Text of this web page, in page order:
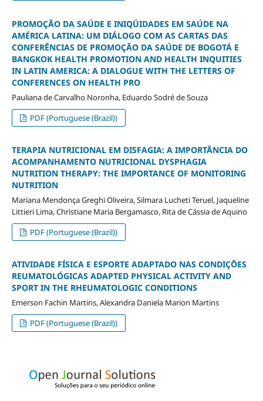
PROMOÇÃO DA SAÚDE E INIQÜIDADES EM SAÚDE NA
AMÉRICA LATINA: UM DIÁLOGO COM AS CARTAS DAS
CONFERÊNCIAS DE PROMOÇÃO DA SAÚDE DE BOGOTÁ E
BANGKOK HEALTH PROMOTION AND HEALTH INQUITIES
IN LATIN AMERICA: A DIALOGUE WITH THE LETTERS OF
CONFERENCES ON HEALTH PRO
Pauliana de Carvalho Noronha, Eduardo Sodré de Souza
PDF (Portuguese (Brazil))
TERAPIA NUTRICIONAL EM DISFAGIA: A IMPORTÂNCIA DO
ACOMPANHAMENTO NUTRICIONAL DYSPHAGIA
NUTRITION THERAPY: THE IMPORTANCE OF MONITORING
NUTRITION
Mariana Mendonça Greghi Oliveira, Silmara Lucheti Teruel, Jaqueline
Littieri Lima, Christiane Maria Bergamasco, Rita de Cássia de Aquino
PDF (Portuguese (Brazil))
ATIVIDADE FÍSICA E ESPORTE ADAPTADO NAS CONDIÇÕES
REUMATOLÓGICAS ADAPTED PHYSICAL ACTIVITY AND
SPORT IN THE RHEUMATOLOGIC CONDITIONS
Emerson Fachin Martins, Alexandra Daniela Marion Martins
PDF (Portuguese (Brazil))